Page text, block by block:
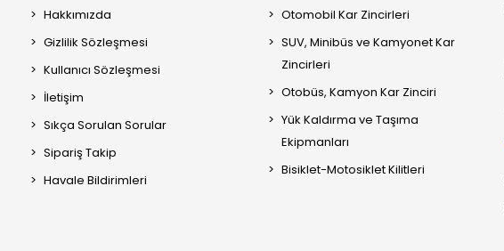
Hakkımızda
Gizlilik Sözleşmesi
Kullanıcı Sözleşmesi
İletişim
Sıkça Sorulan Sorular
Sipariş Takip
Havale Bildirimleri
Otomobil Kar Zincirleri
SUV, Minibüs ve Kamyonet Kar
Zincirleri
Otobüs, Kamyon Kar Zinciri
Yük Kaldırma ve Taşıma
Ekipmanları
Bisiklet-Motosiklet Kilitleri